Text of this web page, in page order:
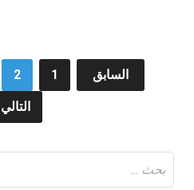
المقالات
السابق 1
2
التالي
عن: